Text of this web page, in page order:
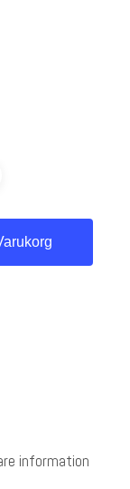
information